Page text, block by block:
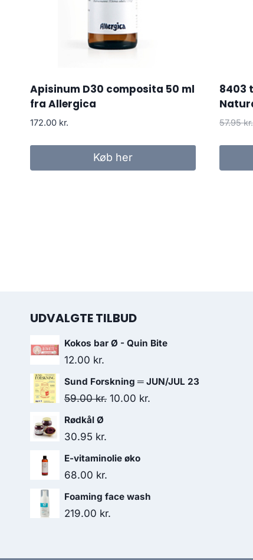
Apisinum D30 composita 50 ml
fra Allergica
172.00 kr.
Køb her
8403
57.95kr.
UDVALGTE TILBUD
Kokos bar Ø - Quin Bite
12.00 kr.
Sund Forskning ═ JUN/JUL 23
59.00kr. Den
10.00 kr.
Rødkål Ø
30.95 kr.
E-vitaminolie øko
68.00 kr.
Foaming face wash
219.00 kr.